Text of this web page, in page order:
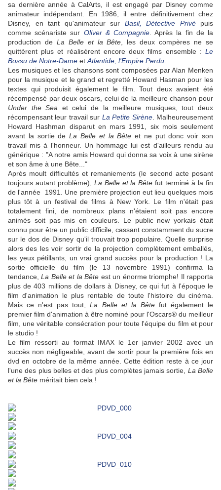
sa dernière année à CalArts, il est engagé par Disney comme
animateur indépendant. En 1986, il entre définitivement chez
Disney, en tant qu'animateur sur Basil, Détective Privépuis
comme scénariste sur Oliver & Compagnie . Après la fin de la
production de La Belle et la Bête , les deux compères ne se
quittèrent plus et réalisèrent encore deux films ensemble : Le
Bossu de Notre-Dame et Atlantide, l'Empire Perdu
Les musiques et les chansons sont composées par Alan Menken
pour la musique et le grand et regretté Howard Hasman pour les
textes qui produisit également le film. Tout deux avaient été
récompensé par deux oscars, celui de la meilleure chanson pour
Under the Sea et celui de la meilleure musiques, tout deux
récompensant leur travail sur La Petite Sirène. Malheureusement
Howard Hashman disparut en mars 1991, six mois seulement
avant la sortie deLa Belle et la Bête et ne put donc voir son
travail mis à l'honneur. Un hommage lui est d'ailleurs rendu au
générique : "A notre amis Howard qui donna sa voix à une sirène
et son âme à une Bête..."
Après moult difficultés et remaniements (le second acte posant
toujours autant problème), La Belle et la Bêtefut terminé à la fin
de l'année 1991. Une première projection eut lieu quelques mois
plus tôt à un festival de films à New York. Le film n'était pas
totalement fini, de nombreux plans n'étaient soit pas encore
animés soit pas mis en couleurs. Le public new yorkais était
connu pour être un public difficile, cassant constamment du sucre
sur le dos de Disney qu'il trouvait trop populaire. Quelle surprise
alors des les voir sortir de la projection complètement emballés,
les yeux pétillants, un vrai grand succès pour la production ! La
sortie officielle du film (le 13 novembre 1991) confirma la
tendance,La Belle et la Bête est un énorme triomphe! Il rapporta
plus de 403 millions de dollars à Disney, ce qui fut à l'époque le
film d'animation le plus rentable de toute l'histoire du cinéma.
Mais ce n'est pas tout,La Belle et la Bêtefut également le
premier film d'animation à être nominé pour l'Oscars® du meilleur
film, une véritable consécration pour toute l'équipe du film et pour
le studio !
Le film ressorti au format IMAX le 1er janvier 2002 avec un
succès non négligeable, avant de sortir pour la première fois en
dvd en octobre de la même année. Cette édition reste à ce jour
l'une des plus belles et des plus complètes jamais sortie, La Belle
et la Bête méritait bien cela !